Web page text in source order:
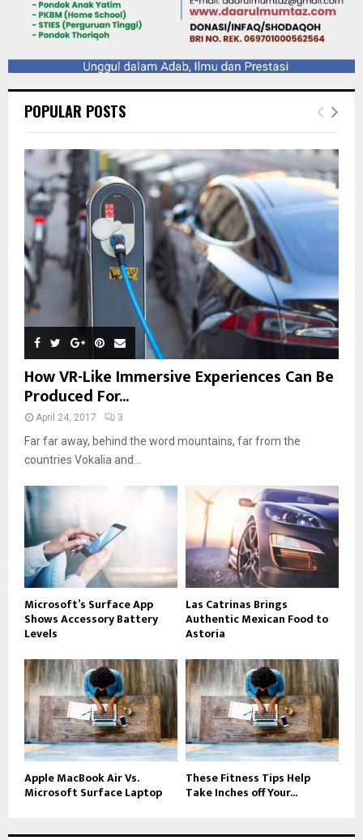
POPULAR POSTS
How VR-Like Immersive Experiences Can Be
Produced For...
April 24, 2017 3
Far far away, behind the word mountains, far from the
countries Vokalia and...
Microsoft’s Surface App
Shows Accessory Battery
Levels
Las Catrinas Brings
Authentic Mexican Food to
Astoria
Apple MacBook Air Vs.
Microsoft Surface Laptop
These Fitness Tips Help
Take Inches off Your...